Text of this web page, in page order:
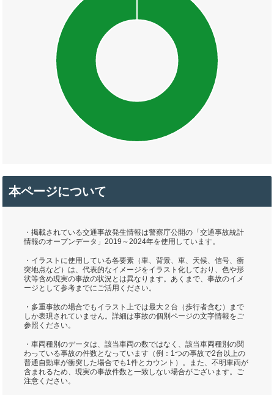
本ページについて
・掲載されている交通事故発生情報は警察庁公開の「交通事故統計
情報のオープンデータ」2019～2024年を使用しています。
・イラストに使用している各要素（車、背景、車、天候、信号、衝
突地点など）は、代表的なイメージをイラスト化しており、色や形
状等含め現実の事故の状況とは異なります。あくまで、事故のイメ
ージとして参考までにご活用ください。
・多重事故の場合でもイラスト上では最大２台（歩行者含む）まで
しか表現されていません。詳細は事故の個別ページの文字情報をご
参照ください。
・車両種別のデータは、該当車両の数ではなく、該当車両種別の関
わっている事故の件数となっています（例：1つの事故で2台以上の
普通自動車が衝突した場合でも1件とカウント）。また、不明車両が
含まれるため、現実の事故件数と一致しない場合がございます。ご
注意ください。